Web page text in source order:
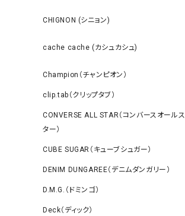
CHIGNON (シニョン)
cache cache (カシュカシュ)
Champion（チャンピオン）
clip.tab（クリップタブ）
CONVERSE ALL STAR（コンバースオールス
ター）
CUBE SUGAR（キューブシュガー）
DENIM DUNGAREE（デニムダンガリー）
D.M.G.（ドミンゴ）
Deck（ディック）